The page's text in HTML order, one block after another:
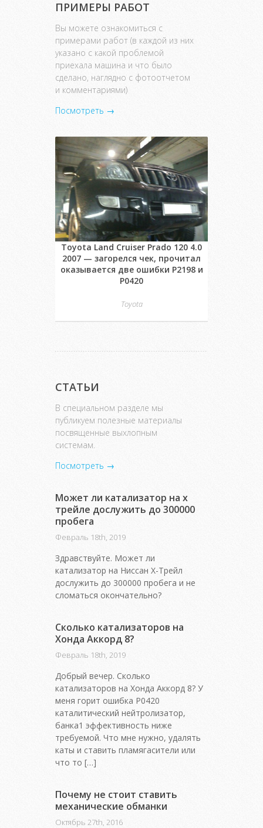
ПРИМЕРЫ РАБОТ
Вы можете ознакомиться с
примерами работ (в каждой из них
указано с какой проблемой
приехала машина и что было
сделано, наглядно с фотоотчетом
и комментариями)
Посмотреть →
Toyota Land Cruiser Prado 120 4.0
2007 — загорелся чек, прочитал
оказывается две ошибки P2198 и
P0420
Toyota
СТАТЬИ
В специальном разделе мы
публикуем полезные материалы
посвященные выхлопным
системам.
Посмотреть →
Может ли катализатор на х
трейле дослужить до 300000
пробега
Февраль 18th, 2019
Здравствуйте. Может ли
катализатор на Ниссан Х-Трейл
дослужить до 300000 пробега и не
сломаться окончательно?
Сколько катализаторов на
Хонда Аккорд 8?
Февраль 18th, 2019
Добрый вечер. Сколько
катализаторов на Хонда Аккорд 8? У
меня горит ошибка Р0420
каталитический нейтролизатор,
банка1 эффективность ниже
требуемой. Что мне нужно, удалять
каты и ставить пламягасители или
что то […]
Почему не стоит ставить
механические обманки
Октябрь 27th, 2016